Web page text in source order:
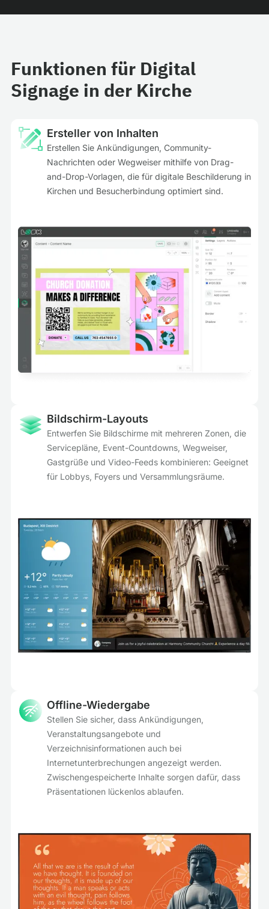
Funktionen für Digital
Signage in der Kirche
Ersteller von Inhalten
Erstellen Sie Ankündigungen, Community-
Nachrichten oder Wegweiser mithilfe von Drag-
and-Drop-Vorlagen, die für digitale Beschilderung in
Kirchen und Besucherbindung optimiert sind.
Bildschirm-Layouts
Entwerfen Sie Bildschirme mit mehreren Zonen, die
Servicepläne, Event-Countdowns, Wegweiser,
Gastgrüße und Video-Feeds kombinieren: Geeignet
für Lobbys, Foyers und Versammlungsräume.
Offline-Wiedergabe
Stellen Sie sicher, dass Ankündigungen,
Veranstaltungsangebote und
Verzeichnisinformationen auch bei
Internetunterbrechungen angezeigt werden.
Zwischengespeicherte Inhalte sorgen dafür, dass
Präsentationen lückenlos ablaufen.